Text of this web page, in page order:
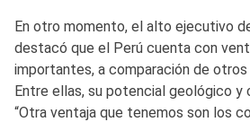
En otro momento, el alto ejecutivo
destacó que el Perú cuenta con
importantes, a comparación de otros
Entre ellas, su potencial geológico y
“Otra ventaja que tenemos son los